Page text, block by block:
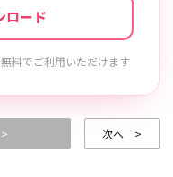
ロード
料でご利用いただけます
次へ >